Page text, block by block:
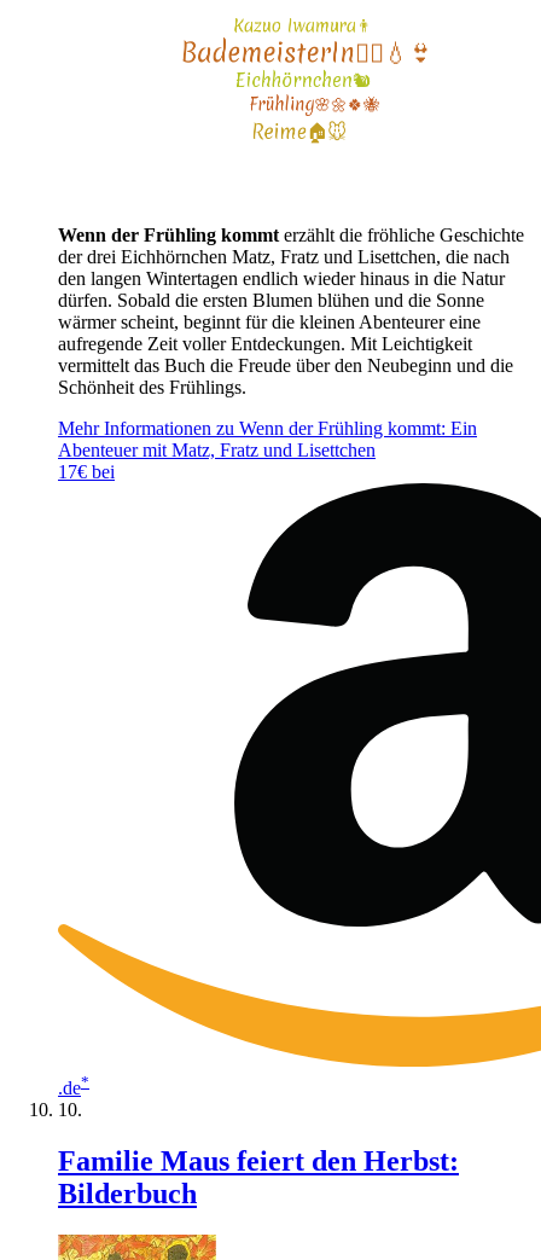
Wenn der Frühling kommt erzählt die fröhliche Geschichte
der drei Eichhörnchen Matz, Fratz und Lisettchen, die nach
den langen Wintertagen endlich wieder hinaus in die Natur
dürfen. Sobald die ersten Blumen blühen und die Sonne
wärmer scheint, beginnt für die kleinen Abenteurer eine
aufregende Zeit voller Entdeckungen. Mit Leichtigkeit
vermittelt das Buch die Freude über den Neubeginn und die
Schönheit des Frühlings.
Mehr Informationen zu Wenn der Frühling kommt: Ein
Abenteuer mit Matz, Fratz und Lisettchen
17€ bei
.de*
Familie Maus feiert den Herbst:
Bilderbuch